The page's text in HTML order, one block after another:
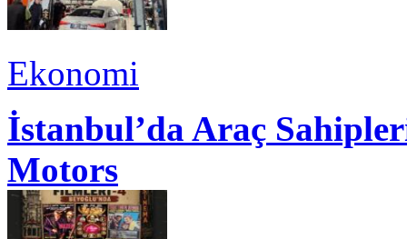
Ekonomi
İstanbul’da Araç
Motors